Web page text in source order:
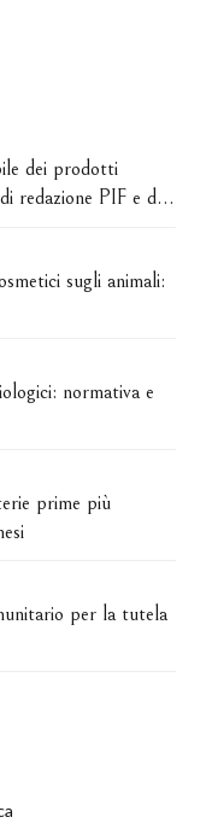
dei prodotti
redazione PIF e di
sugli animali:
normativa e
prime più
per la tutela